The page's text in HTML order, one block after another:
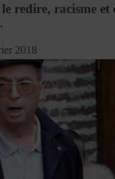
redire, racisme et
2018